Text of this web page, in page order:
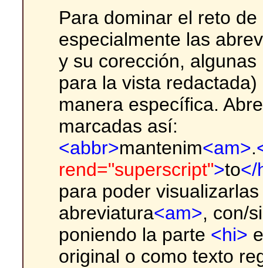
Para dominar el reto
especialmente las
y su corección,
para la vista
manera específica.
marcadas así:
<abbr>mantenim<am>.
rend="superscript">to</
para poder
abreviatura<am>, con/
poniendo la parte <hi>
original o como texto